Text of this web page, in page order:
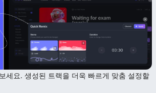
세요. 생성된 트랙을 더욱 빠르게 맞춤 설정할